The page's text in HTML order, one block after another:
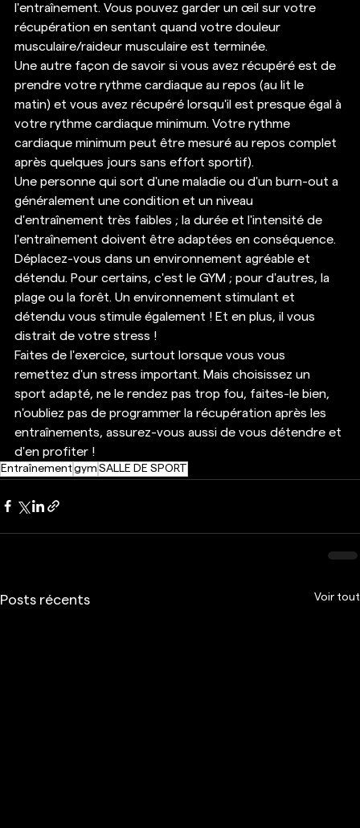
l'entraînement. Vous pouvez garder un œil sur votre
récupération en sentant quand votre douleur
musculaire/raideur musculaire est terminée.
Une autre façon de savoir si vous avez récupéré est de
prendre votre rythme cardiaque au repos (au lit le
matin) et vous avez récupéré lorsqu'il est presque égal à
votre rythme cardiaque minimum. Votre rythme
cardiaque minimum peut être mesuré au repos complet
après quelques jours sans effort sportif).
Une personne qui sort d'une maladie ou d'un burn-out a
généralement une condition et un niveau
d'entraînement très faibles ; la durée et l'intensité de
l'entraînement doivent être adaptées en conséquence.
Déplacez-vous dans un environnement agréable et
détendu. Pour certains, c'est le GYM ; pour d'autres, la
plage ou la forêt. Un environnement stimulant et
détendu vous stimule également ! Et en plus, il vous
distrait de votre stress !
Faites de l'exercice, surtout lorsque vous vous
remettez d'un stress important. Mais choisissez un
sport adapté, ne le rendez pas trop fou, faites-le bien,
n'oubliez pas de programmer la récupération après les
entraînements, assurez-vous aussi de vous détendre et
d'en profiter !
Entraînement gym SALLE DE SPORT
Posts récents Voir tout